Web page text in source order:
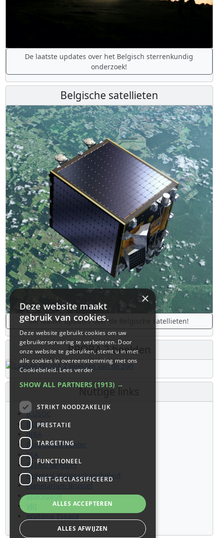
De laatste updates over het Belgisch sterrenkundig
onderzoek!
Belgische satellieten
De laatste updates over de Belgische satellieten!
PROBA 2 beelden
Nuttige links
B.USOC
BEOP
BIRA
Euro Space Center
ESA
ESERO Belgium
Federaal Wetenschapsbeleid
Planetarium Brussel
Spacepage
VRI
Wallonie Espace
×
Deze website maakt
gebruik van cookies.
Deze website gebruikt cookies om uw
gebruikerservaring te verbeteren. Door
onze website te gebruiken, stemt u in met
alle cookies in overeenstemming met ons
Cookiebeleid.Lees verder
SHOW ALL PARTNERS (1913) →
STRIKT NOODZAKELIJK
PRESTATIE
TARGETING
FUNCTIONEEL
NIET-GECLASSIFICEERD
ALLES ACCEPTEREN
ALLES AFWIJZEN